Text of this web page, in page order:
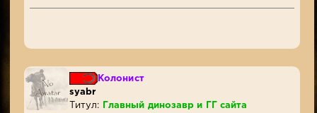
Колонист
syabr
Титул:
Главный динозавр и ГГ сайта